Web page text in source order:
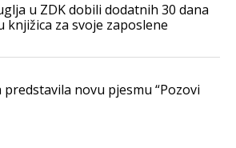
u ZDK dobili dodatnih 30 dana
knjižica za svoje zaposlene
predstavila novu pjesmu “Pozovi